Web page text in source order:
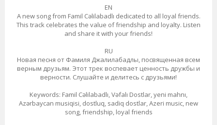
EN
A new song from Famil Cəlilabadlı dedicated to all loyal friends.
This track celebrates the value of friendship and loyalty. Listen
and share it with your friends!
RU
Новая песня от Фамиля Джалилабадлы, посвященная всем
верным друзьям. Этот трек воспевает ценность дружбы и
верности. Слушайте и делитесь с друзьями!
Keywords: Famil Cəlilabadlı, Vəfalı Dostlar, yeni mahnı,
Azərbaycan musiqisi, dostluq, sadiq dostlar, Azeri music, new
song, friendship, loyal friends